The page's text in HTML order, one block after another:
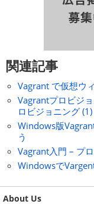
関連記事
Vagrant で仮想ウ
Vagrantプロビジ
ロビジョニング (1)
Windows版
う
Vagrant入門 – プ
Windowsで
About Us